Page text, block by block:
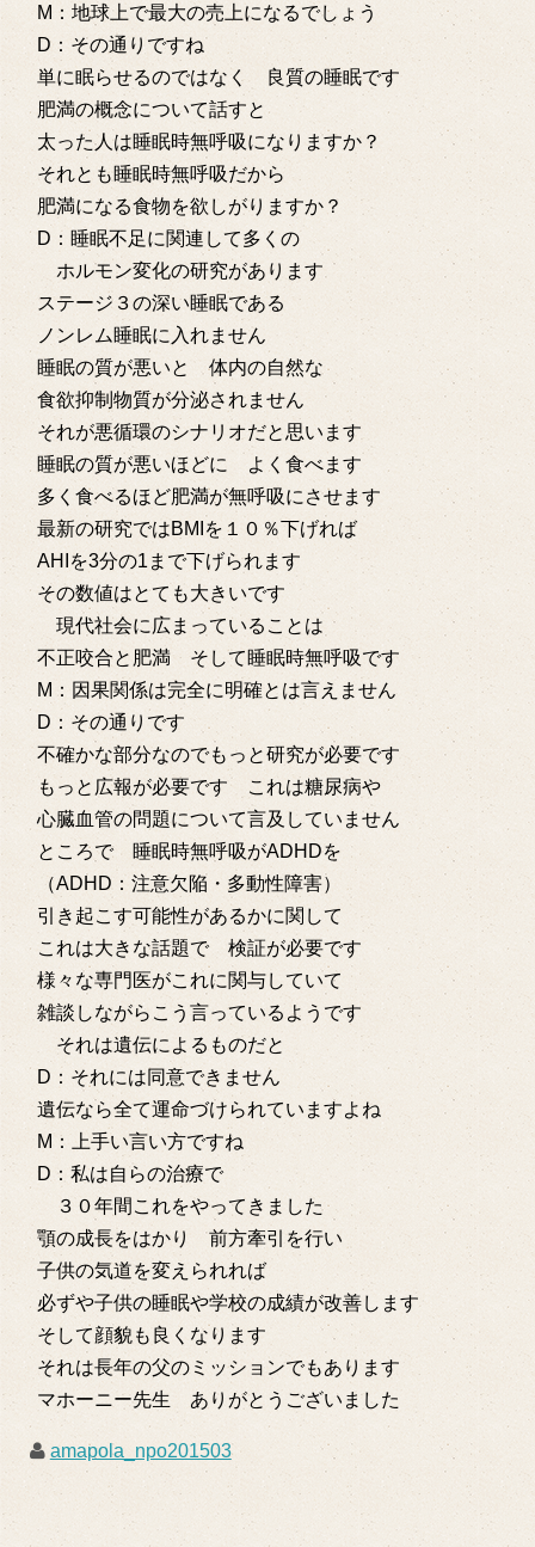
M：地球上で最大の売上になるでしょう
D：その通りですね
単に眠らせるのではなく 良質の睡眠です
肥満の概念について話すと
太った人は睡眠時無呼吸になりますか？
それとも睡眠時無呼吸だから
肥満になる食物を欲しがりますか？
D：睡眠不足に関連して多くの
ホルモン変化の研究があります
ステージ３の深い睡眠である
ノンレム睡眠に入れません
睡眠の質が悪いと 体内の自然な
食欲抑制物質が分泌されません
それが悪循環のシナリオだと思います
睡眠の質が悪いほどに よく食べます
多く食べるほど肥満が無呼吸にさせます
最新の研究ではBMIを１０％下げれば
AHIを3分の1まで下げられます
その数値はとても大きいです
現代社会に広まっていることは
不正咬合と肥満 そして睡眠時無呼吸です
M：因果関係は完全に明確とは言えません
D：その通りです
不確かな部分なのでもっと研究が必要です
もっと広報が必要です これは糖尿病や
心臓血管の問題について言及していません
ところで 睡眠時無呼吸がADHDを
（ADHD：注意欠陥・多動性障害）
引き起こす可能性があるかに関して
これは大きな話題で 検証が必要です
様々な専門医がこれに関与していて
雑談しながらこう言っているようです
それは遺伝によるものだと
D：それには同意できません
遺伝なら全て運命づけられていますよね
M：上手い言い方ですね
D：私は自らの治療で
３０年間これをやってきました
顎の成長をはかり 前方牽引を行い
子供の気道を変えられれば
必ずや子供の睡眠や学校の成績が改善します
そして顔貌も良くなります
それは長年の父のミッションでもあります
マホーニー先生 ありがとうございました
amapola_npo201503